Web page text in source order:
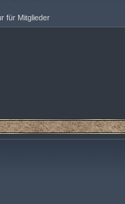
für Mitglieder